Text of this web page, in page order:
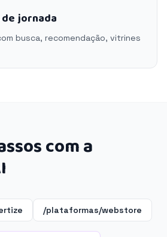
jornada
busca, recomendação, vitrines
com a
/plataformas/webstore